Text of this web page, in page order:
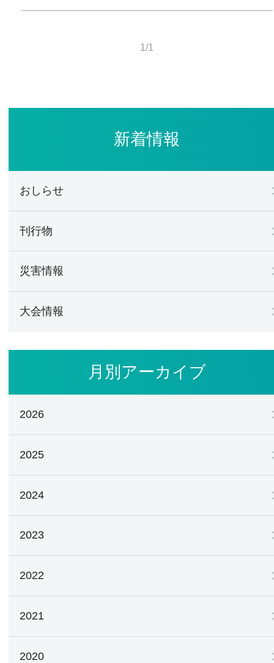
1/1
新着情報
おしらせ
刊行物
災害情報
大会情報
月別アーカイブ
2026
2025
2024
2023
2022
2021
2020